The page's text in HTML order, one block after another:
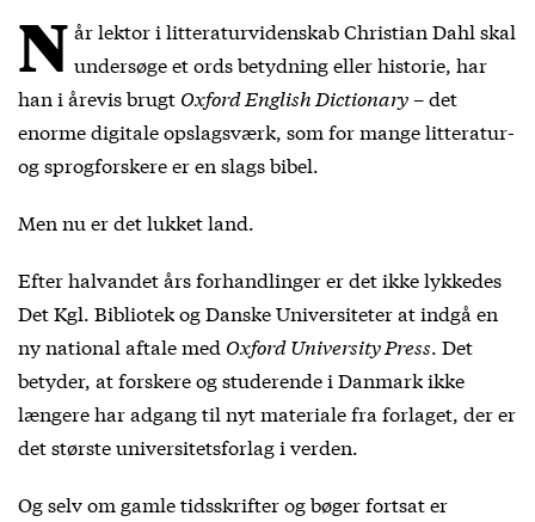
N år lektor i litteraturvidenskab Christian Dahl skal
undersøge et ords betydning eller historie, har
han i årevis brugt Oxford English Dictionary– det
enorme digitale opslagsværk, som for mange litteratur-
og sprogforskere er en slags bibel.
Men nu er det lukket land.
Efter halvandet års forhandlinger er det ikke lykkedes
Det Kgl. Bibliotek og Danske Universiteter at indgå en
ny national aftale med Oxford University Press. Det
betyder, at forskere og studerende i Danmark ikke
længere har adgang til nyt materiale fra forlaget, der er
det største universitetsforlag i verden.
Og selv om gamle tidsskrifter og bøger fortsat er